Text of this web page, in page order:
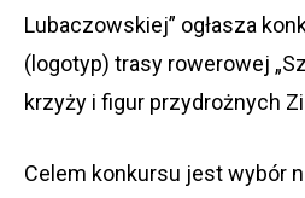
Lubaczowskiej” ogłasza
(logotyp) trasy rowerowej
krzyży i figur przydrożnych
Celem konkursu jest wybór